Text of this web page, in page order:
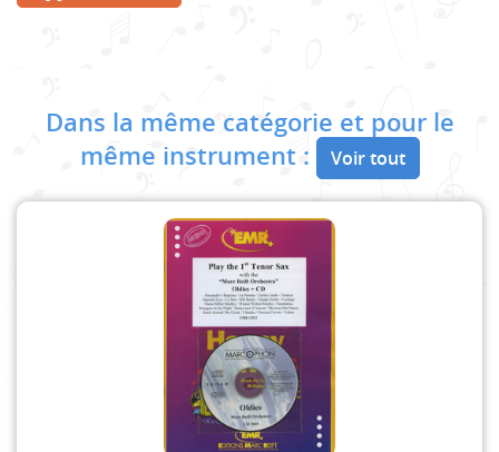
Dans la même catégorie et pour le
même instrument :
Voir tout